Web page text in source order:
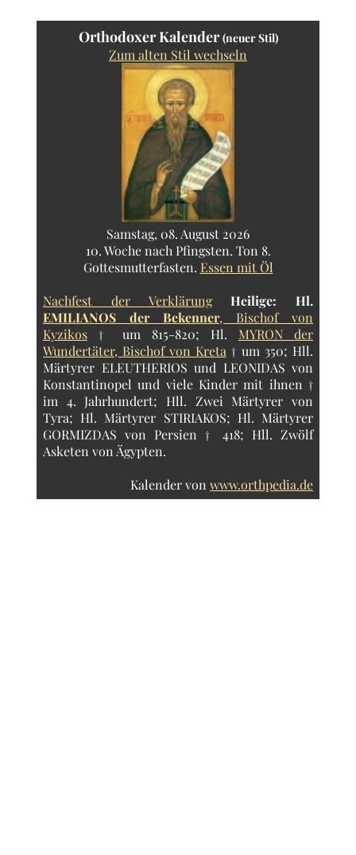
Orthodoxer Kalender(neuer Stil)
Zum alten Stil wechseln
Samstag, 08. August 2026
10. Woche nach Pfingsten. Ton 8.
Gottesmutterfasten. Essen mit Öl
Nachfest der Verklärung
Heilige:
Hl.
EMILIANOS der Bekenner, Bischof von
Kyzikos † um 815-820; Hl. MYRON der
Wundertäter, Bischof von Kreta † um 350; Hll.
Märtyrer ELEUTHERIOS und LEONIDAS von
Konstantinopel und viele Kinder mit ihnen †
im 4. Jahrhundert; Hll. Zwei Märtyrer von
Tyra; Hl. Märtyrer STIRIAKOS; Hl. Märtyrer
GORMIZDAS von Persien † 418; Hll. Zwölf
Asketen von Ägypten.
Kalender von www.orthpedia.de